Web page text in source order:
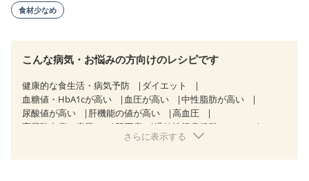
食材少なめ
こんな病気・お悩みの方向けのレシピです
健康的な食生活・病気予防
ダイエット
血糖値・HbA1cが高い
血圧が高い
中性脂肪が高い
尿酸値が高い
肝機能の値が高い
高血圧
高尿酸血症（痛風）
胆石症
過敏性腸症候群（IBS）
糖尿病性腎症（第３期）
さらに表示する